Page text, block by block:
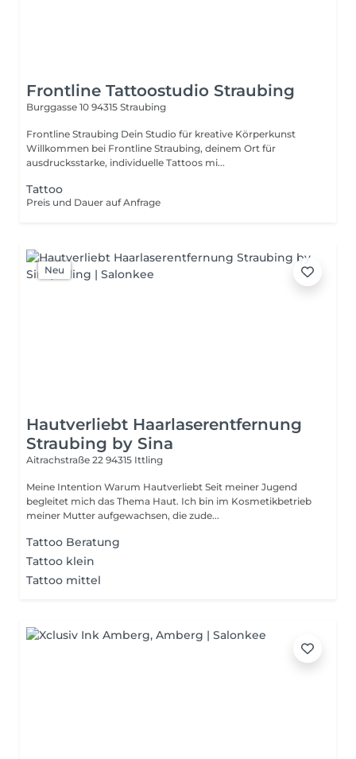
Frontline Tattoostudio Straubing
Burggasse 10 94315 Straubing
Frontline Straubing Dein Studio für kreative Körperkunst
Willkommen bei Frontline Straubing, deinem Ort für
ausdrucksstarke, individuelle Tattoos mi...
Tattoo
Preis und Dauer auf Anfrage
Neu
Hautverliebt Haarlaserentfernung
Straubing by Sina
Aitrachstraße 22 94315 Ittling
Meine Intention Warum Hautverliebt Seit meiner Jugend
begleitet mich das Thema Haut. Ich bin im Kosmetikbetrieb
meiner Mutter aufgewachsen, die zude...
Tattoo Beratung
Tattoo klein
Tattoo mittel